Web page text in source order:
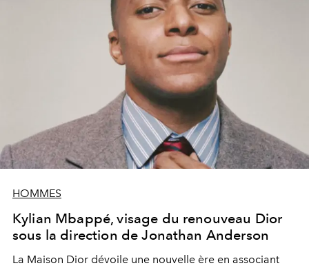
HOMMES
Kylian Mbappé, visage du renouveau Dior
sous la direction de Jonathan Anderson
La Maison Dior dévoile une nouvelle ère en associant